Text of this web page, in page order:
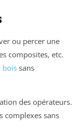
ou percer une
composites, etc.
boissans
des opérateurs.
complexes sans